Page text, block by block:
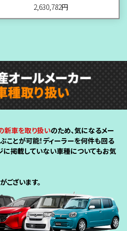
2,630,782円
新車を取り扱いのため、気になるメー
ことが可能！ディーラーを何件も回る
に掲載していない車種についてもお気
ざいます。